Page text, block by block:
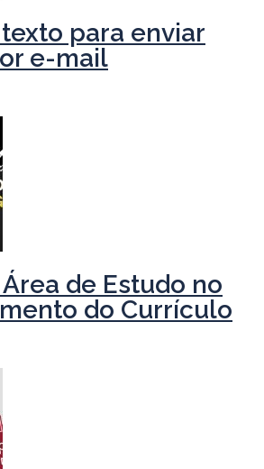
para enviar
e-mail
de Estudo no
do Currículo